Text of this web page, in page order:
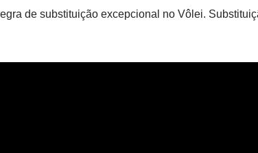
de substituição excepcional no Vôlei.